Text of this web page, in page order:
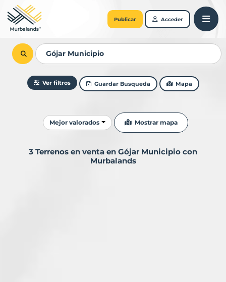
Publicar Acceder
Ver filtros Guardar Busqueda Mapa
Ordenar resultados
Mejor valorados Mostrar mapa
3 Terrenos en venta en Gójar Municipio con
Murbalands